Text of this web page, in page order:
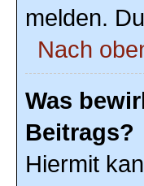
melden.
Nach
Was
Beitrags?
Hiermit